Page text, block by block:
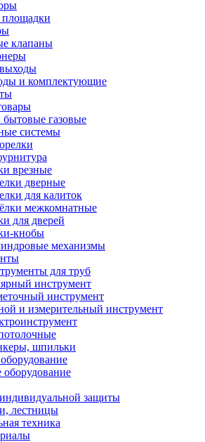
клапаны
и комплектующие
газовые
системы
врезные
дверные
для калиток
межкомнатные
для дверей
кнобы
механизмы
для труб
инструмент
инструмент
и измерительный инструмент
шпильки
защиты
лестницы
техника